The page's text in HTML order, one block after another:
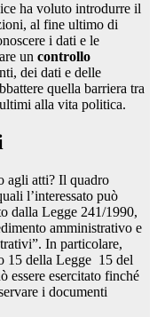
ha voluto introdurre il
al fine ultimo di
i dati e le
un controllo
dei dati e delle
quella barriera tra
alla vita politica.
agli atti? Il quadro
l’interessato può
dalla Legge 241/1990,
amministrativo e
In particolare,
15 della Legge 15 del
essere esercitato finché
i documenti